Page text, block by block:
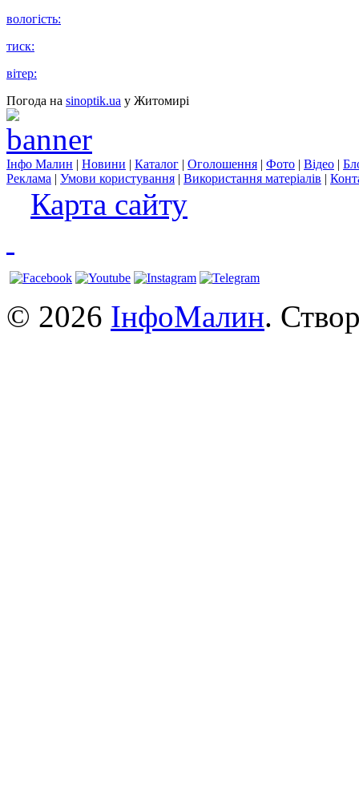
вологість:
тиск:
вітер:
Погода на sinoptik.ua у Житомирі
Інфо Малин | Новини | Каталог | Оголошення | Фото | Відео |
Реклама | Умови користування | Використання матеріалів |
Карта сайту
© 2026 ІнфоМалин.